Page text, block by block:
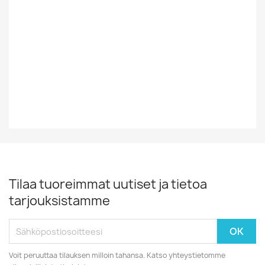
Tilaa tuoreimmat uutiset ja tietoa
tarjouksistamme
Voit peruuttaa tilauksen milloin tahansa. Katso yhteystietomme